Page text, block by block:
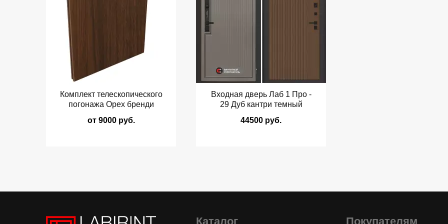
Комплект телескопического
погонажа Орех бренди
от 9000 руб.
Входная дверь Лаб 1 Про -
29 Дуб кантри темный
44500 руб.
Каталог Покупателям